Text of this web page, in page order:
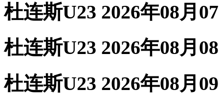
杜连斯U23 2026年08月
杜连斯U23 2026年08月
杜连斯U23 2026年08月